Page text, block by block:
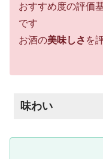
おすすめ度の評価
です
お酒の美味しさ を
味わい